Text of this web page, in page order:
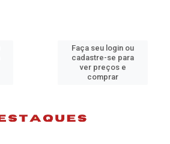
Faça seu login ou
cadastre-se para
ver preços e
comprar